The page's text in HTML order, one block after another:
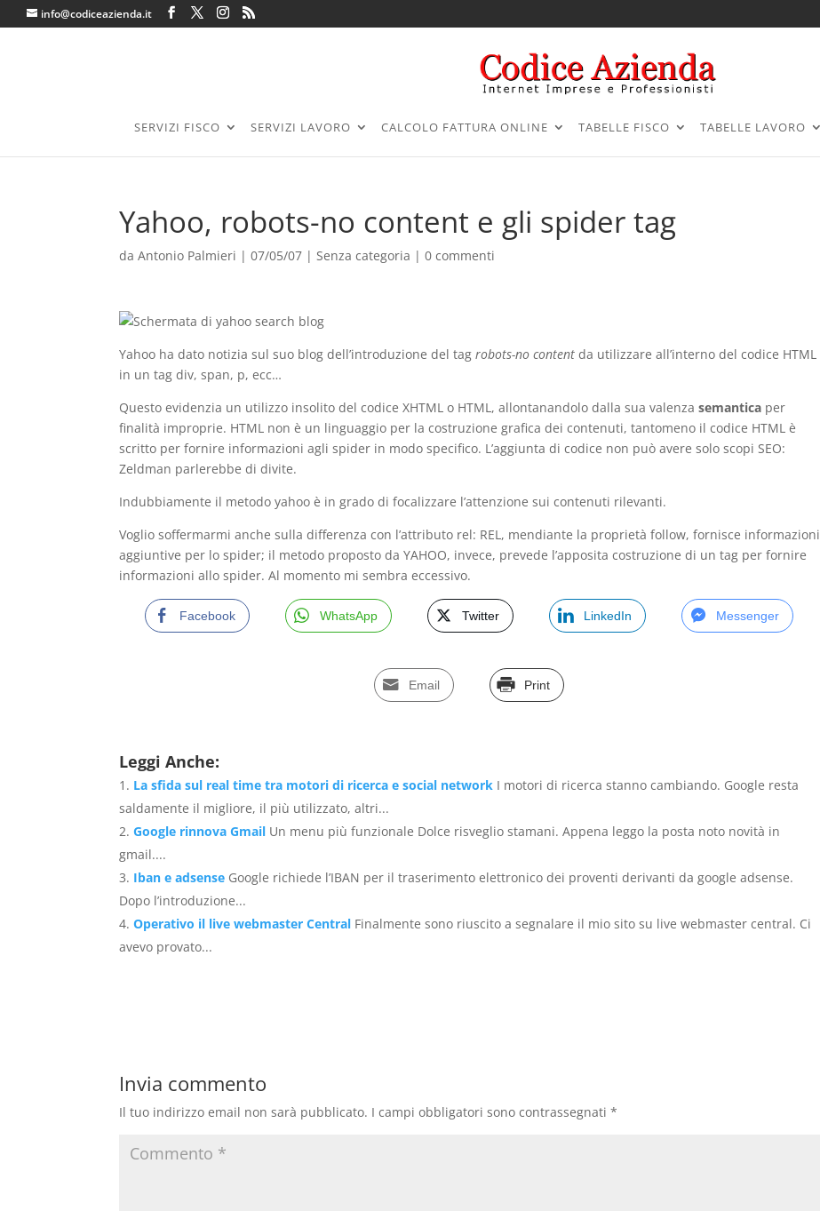
info@codiceazienda.it
SERVIZI FISCO SERVIZI LAVORO CALCOLO FATTURA ONLINE TABELLE FISCO TABELLE LAVORO
Yahoo, robots-no content e gli spider tag
daAntonio Palmieri |07/05/07 | Senza categoria |0 commenti
Yahoo ha dato notizia sul suo blog dell’introduzione del tagrobots-no content da utilizzare all’interno del codice HTML
in un tag div, span, p, ecc…
Questo evidenzia un utilizzo insolito del codice XHTML o HTML, allontanandolo dalla sua valenzasemantica per
finalità improprie. HTML non è un linguaggio per la costruzione grafica dei contenuti, tantomeno il codice HTML è
scritto per fornire informazioni agli spider in modo specifico. L’aggiunta di codice non può avere solo scopi SEO:
Zeldman parlerebbe di divite.
Indubbiamente il metodo yahoo è in grado di focalizzare l’attenzione sui contenuti rilevanti.
Voglio soffermarmi anche sulla differenza con l’attributo rel: REL, mendiante la proprietà follow, fornisce informazioni
aggiuntive per lo spider; il metodo proposto da YAHOO, invece, prevede l’apposita costruzione di un tag per fornire
informazioni allo spider. Al momento mi sembra eccessivo.
Facebook WhatsApp Twitter LinkedIn Messenger
Email Print
Leggi Anche:
La sfida sul real time tra motori di ricerca e social network I motori di ricerca stanno cambiando. Google resta
saldamente il migliore, il più utilizzato, altri...
Google rinnova Gmail Un menu più funzionale Dolce risveglio stamani. Appena leggo la posta noto novità in
gmail....
Iban e adsense Google richiede l’IBAN per il traserimento elettronico dei proventi derivanti da google adsense.
Dopo l’introduzione...
Operativo il live webmaster Central Finalmente sono riuscito a segnalare il mio sito su live webmaster central. Ci
avevo provato...
Invia commento
Il tuo indirizzo email non sarà pubblicato. I campi obbligatori sono contrassegnati*